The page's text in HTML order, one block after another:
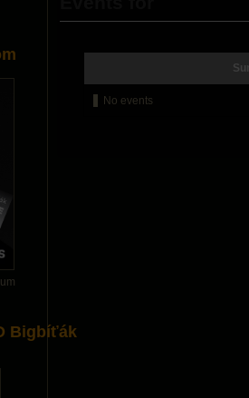
Bigbíťák
No events